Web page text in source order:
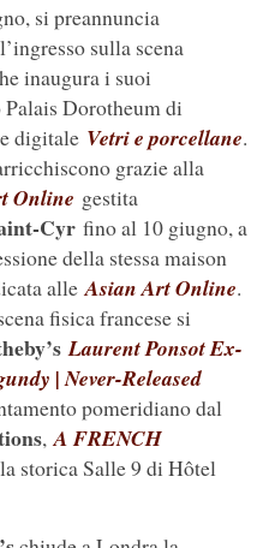
si preannuncia
sulla scena
inaugura i suoi
Dorotheum di
digitale Vetri e porcellane.
grazie alla
Online gestita
Cyrfino al 10 giugno, a
della stessa maison
alle Asian Art Online.
fisica francese si
Laurent Ponsot Ex-
| Never-Released
pomeridiano dal
, A FRENCH
storica Salle 9 di Hôtel